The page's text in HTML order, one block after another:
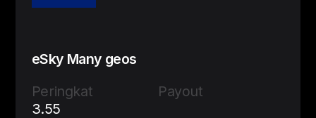
eSky Many geos
Peringkat
3.55
Payout